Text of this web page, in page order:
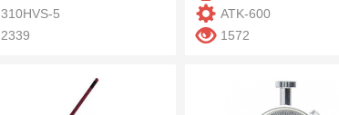
310HVS-5
2339
ATK-600
1572